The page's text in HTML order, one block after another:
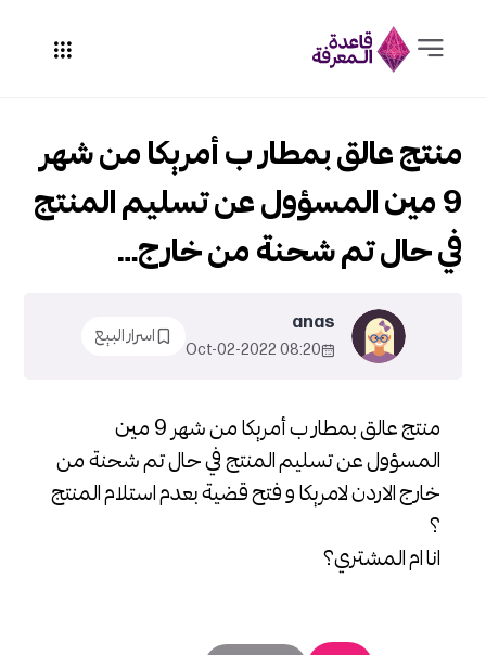
منتج عالق بمطار ب أمريكا من شهر 9 مين
المسؤول عن تسليم المنتج في حال تم شحنة من
خارج الاردن لامريكا و فتح قضية بعدم استلام المنتج
؟
انا ام المشتري؟
منتج عالق بمطار ب أمريكا من شهر
9 مين المسؤول عن تسليم المنتج
في حال تم شحنة من خارج…
anas
08:20 2022-Oct-02
اسرار البيع